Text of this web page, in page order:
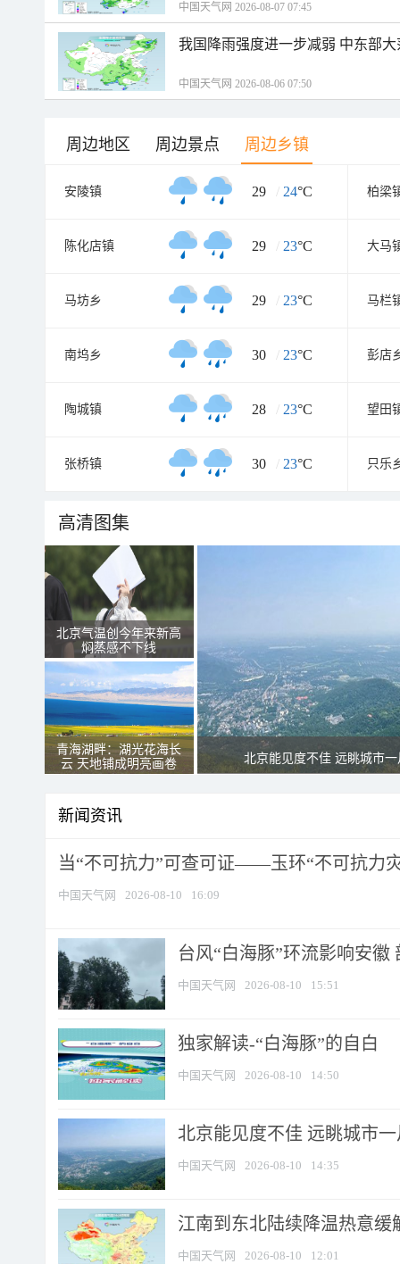
中国天气网 2026-08-07 07:45
我国降雨强度进一步减弱 中东部
中国天气网 2026-08-06 07:50
周边地区 周边景点 周边乡镇
安陵镇 29 / 24°C 柏梁
陈化店镇 29 / 23°C 大马
马坊乡 29 / 23°C 马栏
南坞乡 30 / 23°C 彭店
陶城镇 28 / 23°C 望田
张桥镇 30 / 23°C 只乐
高清图集
北京气温创今年来新高
焖蒸感不下线
青海湖畔：湖光花海长
云 天地铺成明亮画卷
北京能见度不佳 远眺城市
新闻资讯
当“不可抗力”可查可证——玉环“不可抗力
中国天气网 2026-08-10 16:09
台风“白海豚”环流影响安
中国天气网 2026-08-10 15:51
​独家解读-“白海豚”的自白
中国天气网 2026-08-10 14:50
北京能见度不佳 远眺城市
中国天气网 2026-08-10 14:35
江南到东北陆续降温热意缓
中国天气网 2026-08-10 12:01